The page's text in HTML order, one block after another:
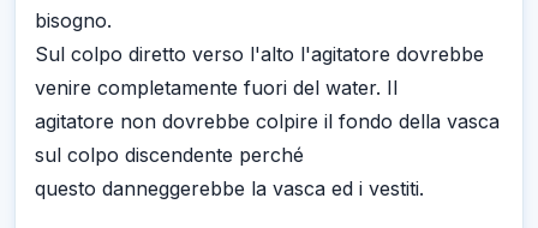
bisogno.
Sul colpo diretto verso l'alto l'agitatore dovrebbe
venire completamente fuori del water. Il
agitatore non dovrebbe colpire il fondo della vasca
sul colpo discendente perché
questo danneggerebbe la vasca ed i vestiti.